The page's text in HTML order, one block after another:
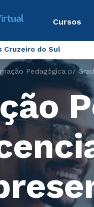
Cursos
Cruzeiro do Sul
Pedagógica p/